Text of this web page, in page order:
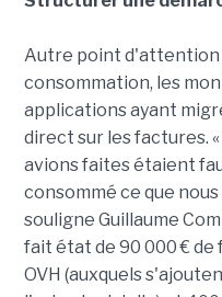
Autre point d'attention
consommation, les
applications ayant
direct sur les factures.
avions faites étaient
consommé ce que nous
souligne Guillaume
fait état de 90 000 €
OVH (auxquels